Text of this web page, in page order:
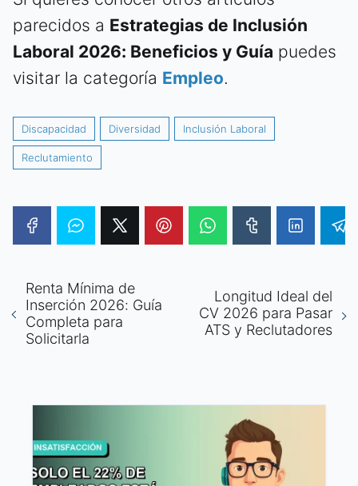
parecidos a Estrategias de Inclusión
Laboral 2026: Beneficios y Guía puedes
visitar la categoría Empleo.
Discapacidad Diversidad Inclusión Laboral
Reclutamiento
Renta Mínima de
Inserción 2026: Guía
Completa para
Solicitarla
Longitud Ideal del
CV 2026 para Pasar
ATS y Reclutadores